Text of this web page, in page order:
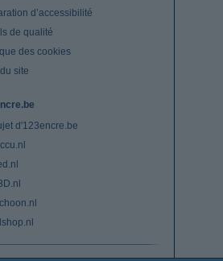
d’accessibilité
de qualité
des cookies
site
d'123encre.be